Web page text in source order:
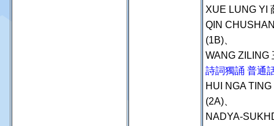
XUE LUNG YI
QIN
(1B)、
WANG ZILING
詩詞獨誦 普通
HUI NGA
(2A)、
NADYA-